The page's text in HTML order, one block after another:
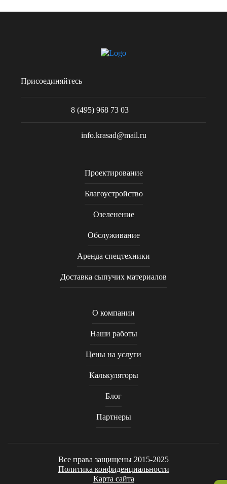
Присоединяйтесь
8 (495) 968 73 03
info.krasad@mail.ru
Проектирование
Благоустройство
Озеленение
Обслуживание
Аренда спецтехники
Доставка сыпучих материалов
О компании
Наши работы
Цены на услуги
Калькуляторы
Блог
Партнеры
Все права защищены 2015-2025
Политика конфиденциальности
Карта сайта